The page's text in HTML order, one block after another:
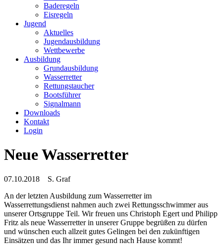
Baderegeln
Eisregeln
Jugend
Aktuelles
Jugendausbildung
Wettbewerbe
Ausbildung
Grundausbildung
Wasserretter
Rettungstaucher
Bootsführer
Signalmann
Downloads
Kontakt
Login
Neue Wasserretter
07.10.2018
S. Graf
An der letzten Ausbildung zum Wasserretter im
Wasserrettungsdienst nahmen auch zwei Rettungsschwimmer aus
unserer Ortsgruppe Teil. Wir freuen uns Christoph Egert und Philipp
Fritz als neue Wasserretter in unserer Gruppe begrüßen zu dürfen
und wünschen euch allzeit gutes Gelingen bei den zukünftigen
Einsätzen und das Ihr immer gesund nach Hause kommt!